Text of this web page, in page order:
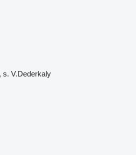
s. V.Dederkaly